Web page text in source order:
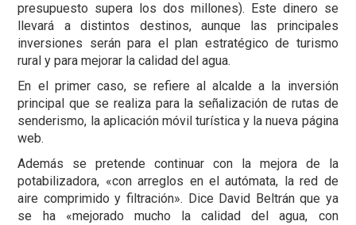
presupuesto supera los dos millones). Este dinero se
llevará a distintos destinos, aunque las principales
inversiones serán para el plan estratégico de turismo
rural y para mejorar la calidad del agua.
En el primer caso, se refiere al alcalde a la inversión
principal que se realiza para la señalización de rutas de
senderismo, la aplicación móvil turística y la nueva página
web.
Además se pretende continuar con la mejora de la
potabilizadora, «con arreglos en el autómata, la red de
aire comprimido y filtración». Dice David Beltrán que ya
se ha «mejorado mucho la calidad del agua, con